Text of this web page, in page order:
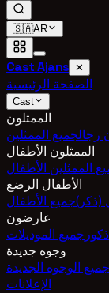
🇸🇦AR
Cast Ajans ✕
الصفحة الرئيسية
Cast
الممثلون
رجالجميع الممثلين
الممثلون الأطفال
الممثلين الأطفال
الأطفال الرضع
(ذكر)جميع الأطفال
عارضون
جميع الموديلات
وجوه جديدة
جميع الوجوه الجديدة
الإعلانات